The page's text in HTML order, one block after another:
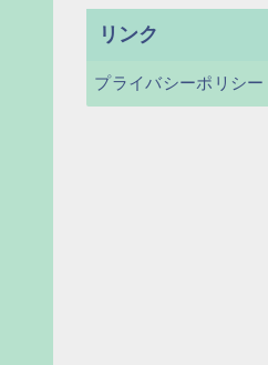
リンク
プライバシーポリシー